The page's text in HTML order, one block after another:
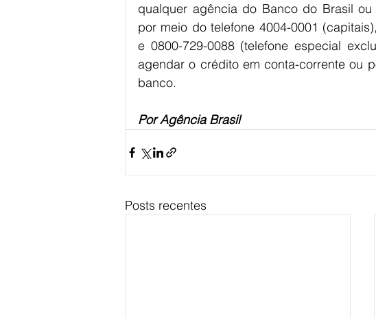
qualquer agência do Banco do Brasil
por meio do telefone 4004-0001
e 0800-729-0088 (telefone especial
agendar o crédito em conta-corrente ou
banco.
Por Agência Brasil
Posts recentes